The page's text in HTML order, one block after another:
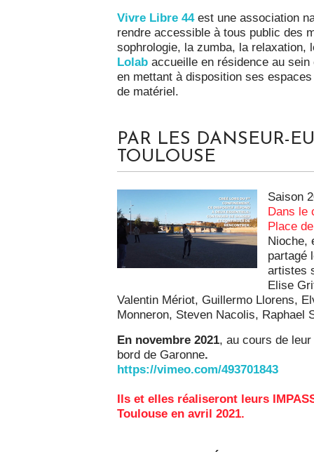
Vivre Libre 44est une association
rendre accessible à tous public des
sophrologie, la zumba, la relaxation,
Lolab accueille en résidence au
en mettant à disposition ses
de matériel.
PAR LES DANSEUR-
TOULOUSE
Saison
Dans le
Place
Nioche,
partagé
artistes
Elise
Valentin Mériot, Guillermo Llorens,
Monneron, Steven Nacolis, Raphael
En novembre 2021, au cours de
bord de Garonne.
https://vimeo.com/493701843
Ils et elles réaliseront leurs
Toulouse en avril 2021.